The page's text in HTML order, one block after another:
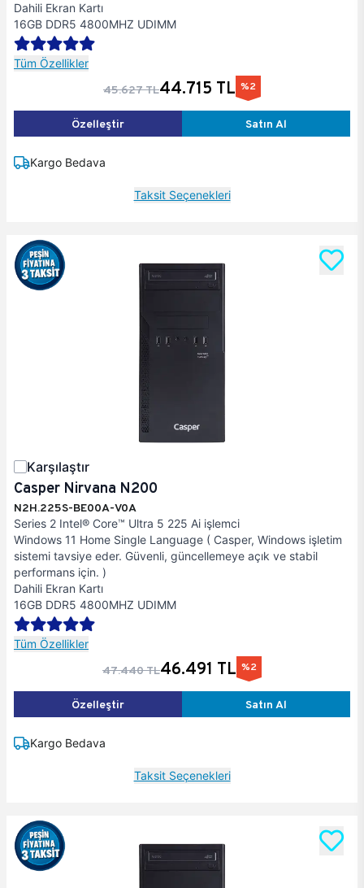
Dahili Ekran Kartı
16GB DDR5 4800MHZ UDIMM
Tüm Özellikler
45.627 TL44.715 TL %2
Özelleştir Satın Al
Kargo Bedava
Taksit Seçenekleri
Karşılaştır
Casper Nirvana N200
N2H.225S-BE00A-V0A
Series 2 Intel® Core™ Ultra 5 225 Ai işlemci
Windows 11 Home Single Language ( Casper, Windows işletim
sistemi tavsiye eder. Güvenli, güncellemeye açık ve stabil
performans için. )
Dahili Ekran Kartı
16GB DDR5 4800MHZ UDIMM
Tüm Özellikler
47.440 TL46.491 TL %2
Özelleştir Satın Al
Kargo Bedava
Taksit Seçenekleri